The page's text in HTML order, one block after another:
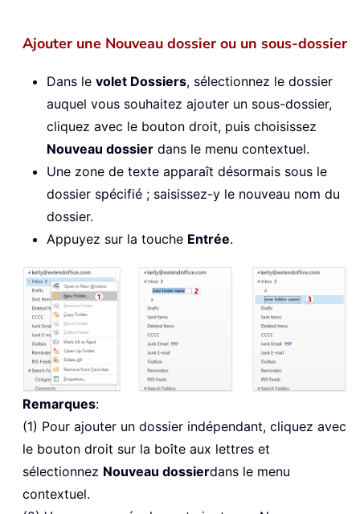
Ajouter une Nouveau dossier ou un sous-dossier
Dans le volet Dossiers, sélectionnez le dossier
auquel vous souhaitez ajouter un sous-dossier,
cliquez avec le bouton droit, puis choisissez
Nouveau dossier dans le menu contextuel.
Une zone de texte apparaît désormais sous le
dossier spécifié ; saisissez-y le nouveau nom du
dossier.
Appuyez sur la touche Entrée.
Remarques:
(1) Pour ajouter un dossier indépendant, cliquez avec
le bouton droit sur la boîte aux lettres et
sélectionnez Nouveau dossierdans le menu
contextuel.